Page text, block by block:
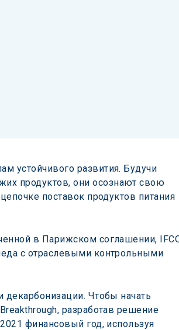
устойчивого развития. Будучи
продуктов, они осознают свою
поставок продуктов питания
в Парижском соглашении,
с отраслевыми контрольными
декарбонизации. Чтобы начать
разработав решение
финансовый год, используя